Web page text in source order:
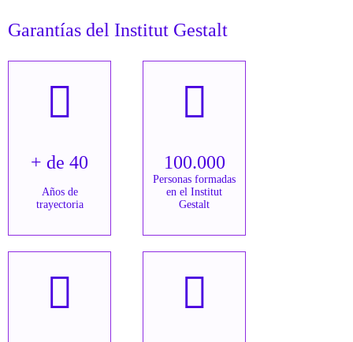
Garantías del Institut Gestalt
+ de 40
Años de
trayectoria
100.000
Personas formadas
en el Institut
Gestalt